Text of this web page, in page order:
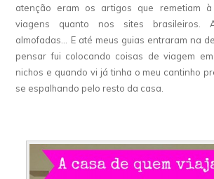
atenção eram os artigos que remetiam
viagens quanto nos sites brasileiros.
almofadas… E até meus guias entraram na
pensar fui colocando coisas de viagem
nichos e quando vi já tinha o meu cantinho
se espalhando pelo resto da casa.